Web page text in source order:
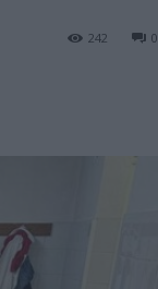
0
242